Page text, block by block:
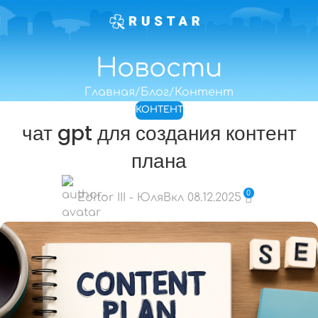
Новости
Главная Блог Контент
КОНТЕНТ
чат gpt для создания контент
плана
Editor III - Юля Вкл 08.12.2025 0